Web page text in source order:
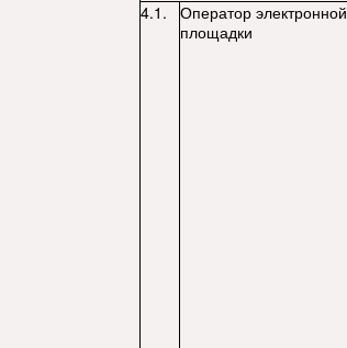
4.1.
Оператор электронной
площадки